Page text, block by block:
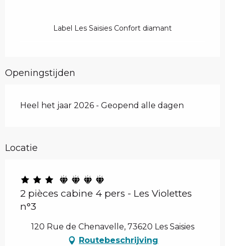
Label Les Saisies Confort diamant
Openingstijden
Heel het jaar 2026 - Geopend alle dagen
Locatie
2 pièces cabine 4 pers - Les Violettes
n°3
120 Rue de Chenavelle, 73620 Les Saisies
Routebeschrijving